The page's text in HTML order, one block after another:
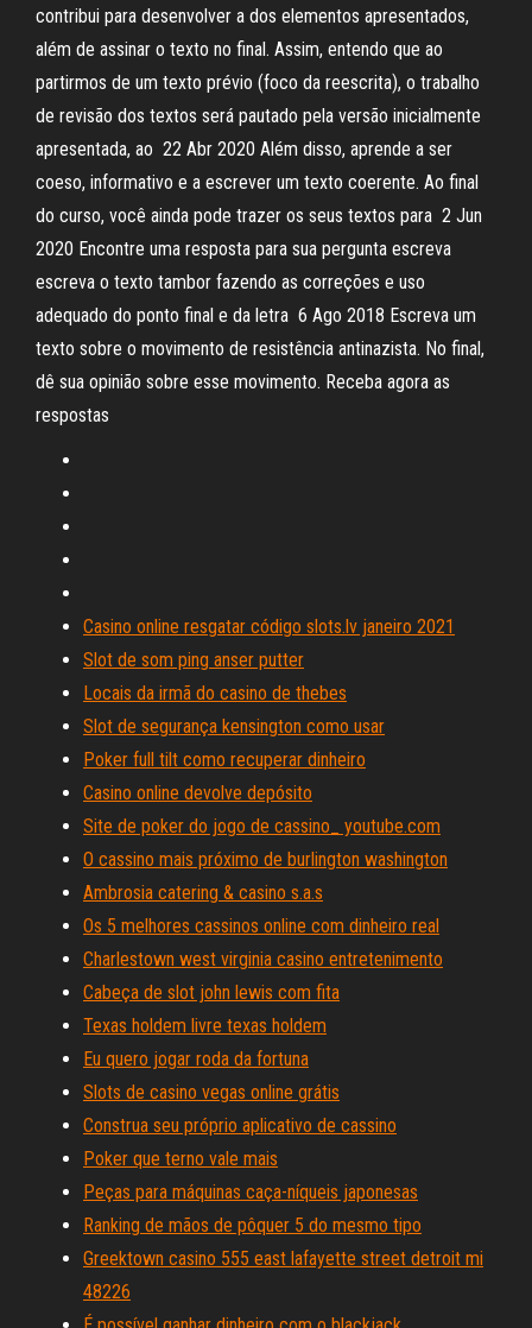
contribui para desenvolver a dos elementos apresentados,
além de assinar o texto no final. Assim, entendo que ao
partirmos de um texto prévio (foco da reescrita), o trabalho
de revisão dos textos será pautado pela versão inicialmente
apresentada, ao 22 Abr 2020 Além disso, aprende a ser
coeso, informativo e a escrever um texto coerente. Ao final
do curso, você ainda pode trazer os seus textos para 2 Jun
2020 Encontre uma resposta para sua pergunta escreva
escreva o texto tambor fazendo as correções e uso
adequado do ponto final e da letra 6 Ago 2018 Escreva um
texto sobre o movimento de resistência antinazista. No final,
dê sua opinião sobre esse movimento. Receba agora as
respostas
Casino online resgatar código slots.lv janeiro 2021
Slot de som ping anser putter
Locais da irmã do casino de thebes
Slot de segurança kensington como usar
Poker full tilt como recuperar dinheiro
Casino online devolve depósito
Site de poker do jogo de cassino_ youtube.com
O cassino mais próximo de burlington washington
Ambrosia catering & casino s.a.s
Os 5 melhores cassinos online com dinheiro real
Charlestown west virginia casino entretenimento
Cabeça de slot john lewis com fita
Texas holdem livre texas holdem
Eu quero jogar roda da fortuna
Slots de casino vegas online grátis
Construa seu próprio aplicativo de cassino
Poker que terno vale mais
Peças para máquinas caça-níqueis japonesas
Ranking de mãos de pôquer 5 do mesmo tipo
Greektown casino 555 east lafayette street detroit mi
48226